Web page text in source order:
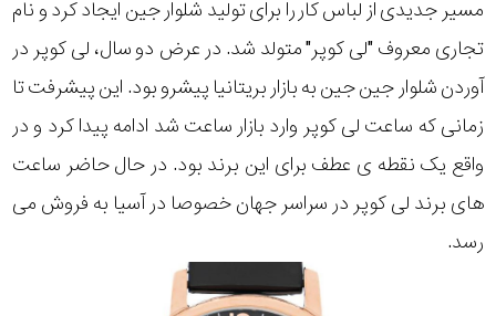
مسیر جدیدی از لباس کار را برای تولید شلوار جین ایجاد کرد و نام
تجاری معروف "لی کوپر" متولد شد. در عرض دو سال، لی کوپر در
آوردن شلوار جین جین به بازار بریتانیا پیشرو بود. این پیشرفت تا
زمانی که ساعت لی کوپر وارد بازار ساعت شد ادامه پیدا کرد و در
واقع یک نقطه ی عطف برای این برند بود. در حال حاضر ساعت
های برند لی کوپر در سراسر جهان خصوصا در آسیا به فروش می
رسد.